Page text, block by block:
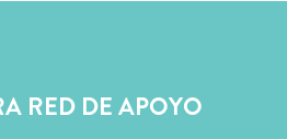
RED DE APOYO